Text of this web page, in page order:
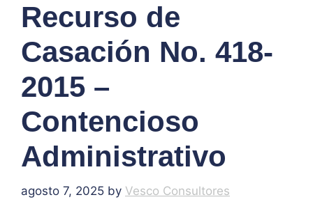
Recurso de
Casación No. 418-
2015 –
Contencioso
Administrativo
agosto 7, 2025 by Vesco Consultores